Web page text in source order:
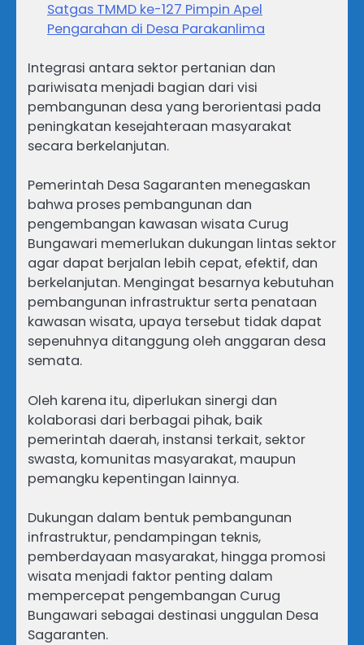
Satgas TMMD ke-127 Pimpin Apel
Pengarahan di Desa Parakanlima
Integrasi antara sektor pertanian dan
pariwisata menjadi bagian dari visi
pembangunan desa yang berorientasi pada
peningkatan kesejahteraan masyarakat
secara berkelanjutan.
Pemerintah Desa Sagaranten menegaskan
bahwa proses pembangunan dan
pengembangan kawasan wisata Curug
Bungawari memerlukan dukungan lintas sektor
agar dapat berjalan lebih cepat, efektif, dan
berkelanjutan. Mengingat besarnya kebutuhan
pembangunan infrastruktur serta penataan
kawasan wisata, upaya tersebut tidak dapat
sepenuhnya ditanggung oleh anggaran desa
semata.
Oleh karena itu, diperlukan sinergi dan
kolaborasi dari berbagai pihak, baik
pemerintah daerah, instansi terkait, sektor
swasta, komunitas masyarakat, maupun
pemangku kepentingan lainnya.
Dukungan dalam bentuk pembangunan
infrastruktur, pendampingan teknis,
pemberdayaan masyarakat, hingga promosi
wisata menjadi faktor penting dalam
mempercepat pengembangan Curug
Bungawari sebagai destinasi unggulan Desa
Sagaranten.